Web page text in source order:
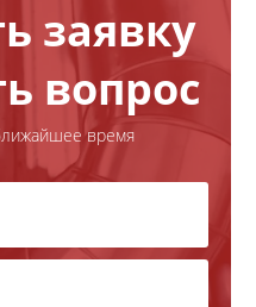
заявку
вопрос
время